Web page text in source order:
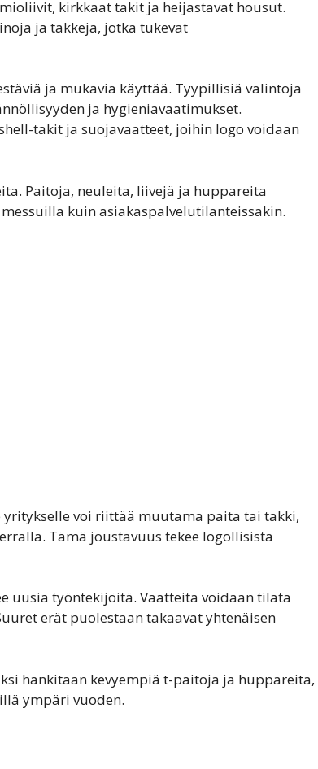
kirkkaat takit ja heijastavat housut.
ja takkeja, jotka tukevat
ja mukavia käyttää. Tyypillisiä valintoja
ja hygieniavaatimukset.
takit ja suojavaatteet, joihin logo voidaan
Paitoja, neuleita, liivejä ja huppareita
kuin asiakaspalvelutilanteissakin.
voi riittää muutama paita tai takki,
Tämä joustavuus tekee logollisista
uusia työntekijöitä. Vaatteita voidaan tilata
erät puolestaan takaavat yhtenäisen
hankitaan kevyempiä t-paitoja ja huppareita,
ympäri vuoden.